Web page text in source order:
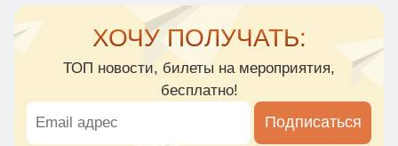
ХОЧУ ПОЛУЧАТЬ:
ТОП новости, билеты на мероприятия,
бесплатно!
Подписаться